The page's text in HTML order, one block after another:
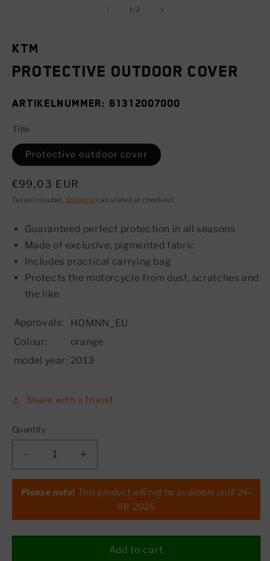
1/of
2
KTM
Protective outdoor cover
SKU:
61312007000
Title
Protective outdoor cover
Regular
price
€99,03 EUR
Taxes included. Shipping calculated at checkout.
Guaranteed perfect protection in all seasons
Made of exclusive, pigmented fabric
Includes practical carrying bag
Protects the motorcycle from dust, scratches and
the like
Approvals:
HOMNN_EU
Colour:
orange
model year: 2013
Share with a friend
Quantity
Decrease
quantity
for
Protective
Increase
quantity
for
Protective
outdoor
Please note! This product will not be available until 24-
08-2026
Add to cart